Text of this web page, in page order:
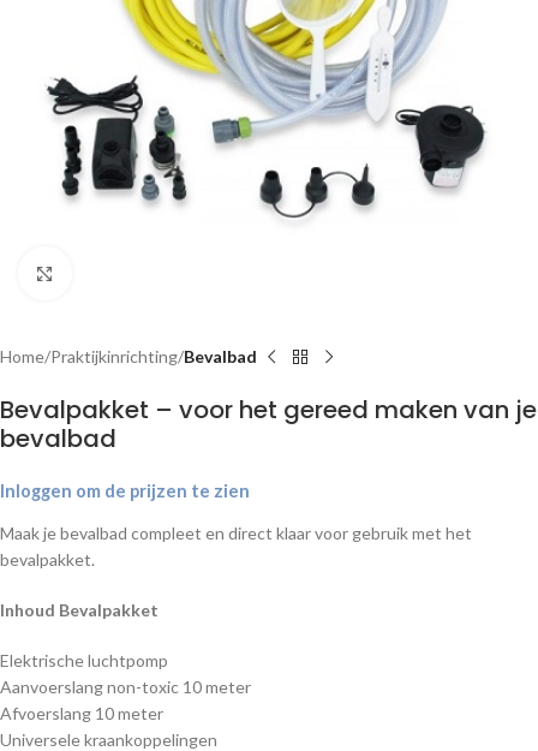
Home Praktijkinrichting Bevalbad
Bevalpakket – voor het gereed maken van je
bevalbad
Inloggen om de prijzen te zien
Maak je bevalbad compleet en direct klaar voor gebruik met het
bevalpakket.
Inhoud Bevalpakket
Elektrische luchtpomp
Aanvoerslang non-toxic 10 meter
Afvoerslang 10 meter
Universele kraankoppelingen